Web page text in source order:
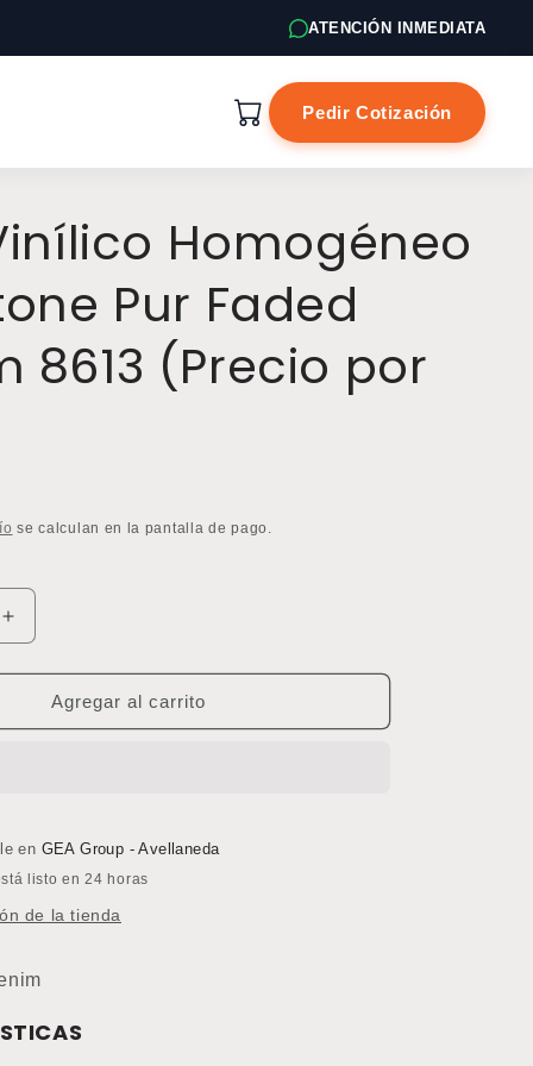
ATENCIÓN INMEDIATA
Pedir Cotización
Homogéneo
Pur Faded
8613 (Precio por
se calculan en la pantalla de pago.
Aumentar
cantidad
para
Vinílico
Denim
8613
por
Agregar al carrito
en GEA Group - Avellaneda
listo en 24 horas
de la tienda